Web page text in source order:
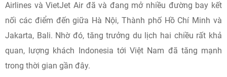
Airlines và VietJet Air đã và đang mở nhiều đường bay kết
nối các điểm đến giữa Hà Nội, Thành phố Hồ Chí Minh và
Jakarta, Bali. Nhờ đó, tăng trưởng du lịch hai chiều rất khả
quan, lượng khách Indonesia tới Việt Nam đã tăng mạnh
trong thời gian gần đây.